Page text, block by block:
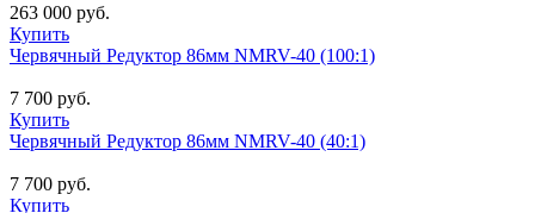
263 000 руб.
Купить
Червячный Редуктор 86мм NMRV-40 (100:1)
7 700 руб.
Купить
Червячный Редуктор 86мм NMRV-40 (40:1)
7 700 руб.
Купить